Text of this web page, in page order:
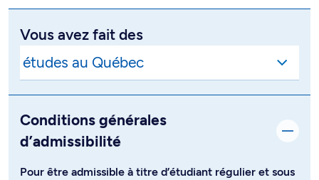
Vous avez fait des
Conditions générales
d’admissibilité
Pour être admissible à titre d’étudiant régulier et sous